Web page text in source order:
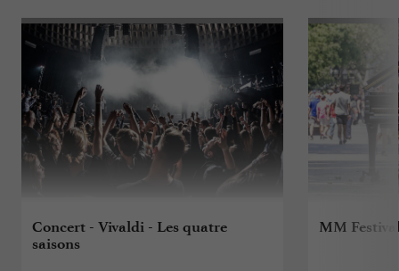
Concert - Vivaldi - Les quatre
saisons
MM